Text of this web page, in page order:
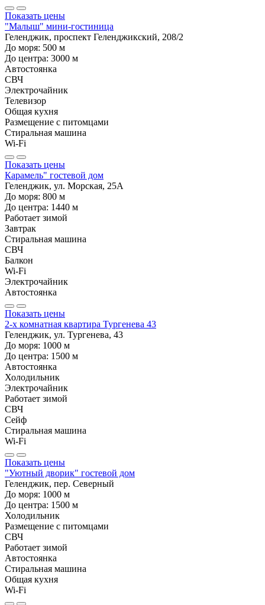
Показать цены
"Малыш" мини-гостиница
Геленджик, проспект Геленджикский, 208/2
До моря: 500 м
До центра: 3000 м
Автостоянка
СВЧ
Электрочайник
Телевизор
Общая кухня
Размещение с питомцами
Стиральная машина
Wi-Fi
Показать цены
Карамель" гостевой дом
Геленджик, ул. Морская, 25А
До моря: 800 м
До центра: 1440 м
Работает зимой
Завтрак
Стиральная машина
СВЧ
Балкон
Wi-Fi
Электрочайник
Автостоянка
Показать цены
2-х комнатная квартира Тургенева 43
Геленджик, ул. Тургенева, 43
До моря: 1000 м
До центра: 1500 м
Автостоянка
Холодильник
Электрочайник
Работает зимой
СВЧ
Сейф
Стиральная машина
Wi-Fi
Показать цены
"Уютный дворик" гостевой дом
Геленджик, пер. Северный
До моря: 1000 м
До центра: 1500 м
Холодильник
Размещение с питомцами
СВЧ
Работает зимой
Автостоянка
Стиральная машина
Общая кухня
Wi-Fi